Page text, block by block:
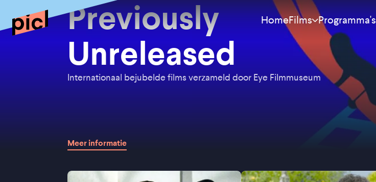
HomeFilms
Meest bekeken
Nieuw
Alle films
Programma's
Previously
Unreleased
Internationaal bejubelde films verzameld door Eye Filmmuseum
Meer informatie